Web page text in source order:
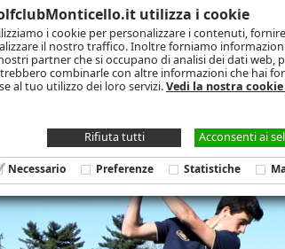
utilizza i cookie
i cookie per personalizzare i contenuti,
il nostro traffico. Inoltre forniamo
partner che si occupano di analisi dei dati web,
combinarle con altre informazioni che hai
al tuo utilizzo dei loro servizi.Vedi la nostra
Rifiuta tutti Acconsenti ai
Necessario Preferenze Statistiche
IL CLUB GIOCA LOCATION
Gare Giovani Seniores Eagle